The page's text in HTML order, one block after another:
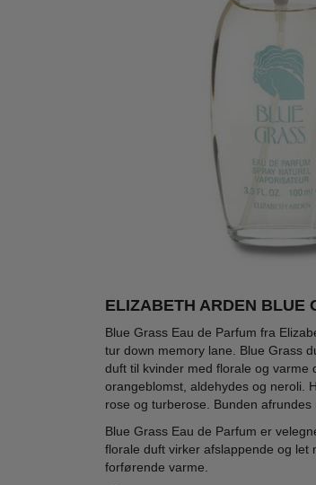
ELIZABETH ARDEN BLUE
Blue Grass Eau de Parfum fra
tur down memory lane. Blue Grass
duft til kvinder med florale og varme
orangeblomst, aldehydes og neroli.
rose og turberose. Bunden
Blue Grass Eau de Parfum er
florale duft virker afslappende og let
forførende varme.
-51% -61%